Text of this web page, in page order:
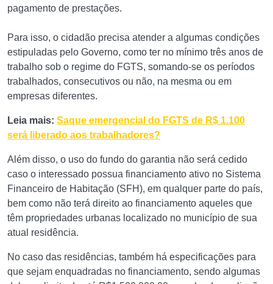
pagamento de prestações.
Para isso, o cidadão precisa atender a algumas condições
estipuladas pelo Governo, como ter no mínimo três anos de
trabalho sob o regime do FGTS, somando-se os períodos
trabalhados, consecutivos ou não, na mesma ou em
empresas diferentes.
Leia mais: Saque emergencial do FGTS de R$ 1.100
será liberado aos trabalhadores?
Além disso, o uso do fundo do garantia não será cedido
caso o interessado possua financiamento ativo no Sistema
Financeiro de Habitação (SFH), em qualquer parte do país,
bem como não terá direito ao financiamento aqueles que
têm propriedades urbanas localizado no município de sua
atual residência.
No caso das residências, também há especificações para
que sejam enquadradas no financiamento, sendo algumas